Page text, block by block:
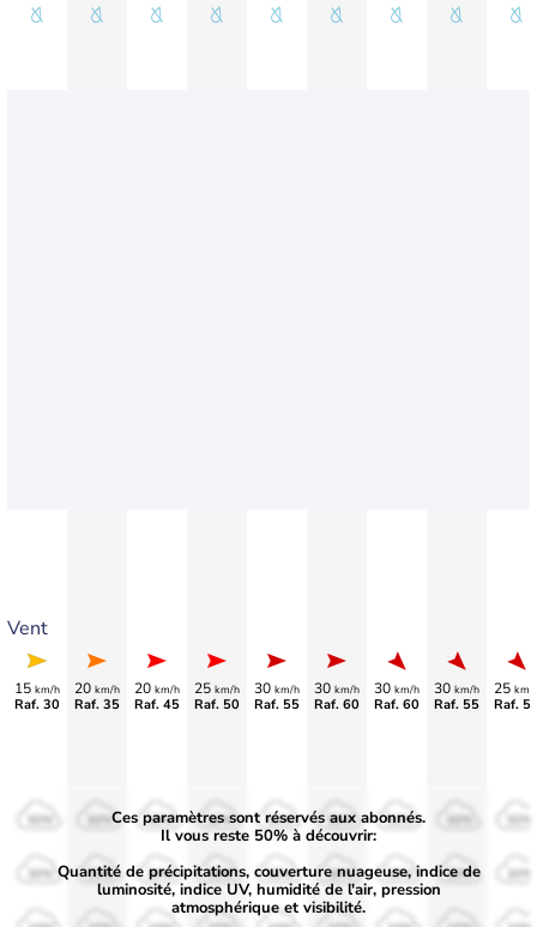
Vent
15 km/h
Raf. 30
20 km/h
Raf. 35
20 km/h
Raf. 45
25 km/h
Raf. 50
30 km/h
Raf. 55
30 km/h
Raf. 60
30 km/h
Raf. 60
30 km/h
Raf. 55
25 km/
Raf.
50%
30%
50%
30%
50%
30%
50%
30%
50%
30%
50%
30%
50%
30% 30% 30%
Ces paramètres sont réservés aux abonnés.
Il vous reste 50% à découvrir:
Quantité de précipitations, couverture nuageuse, indice de
luminosité, indice UV, humidité de l'air, pression
atmosphérique et visibilité.